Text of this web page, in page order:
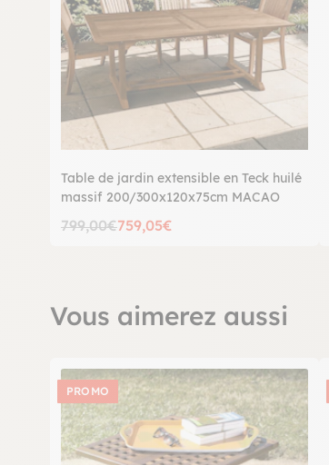
Table de jardin extensible en Teck huilé
massif 200/300x120x75cm MACAO
799,00€759,05€
Vous aimerez aussi
PROMO